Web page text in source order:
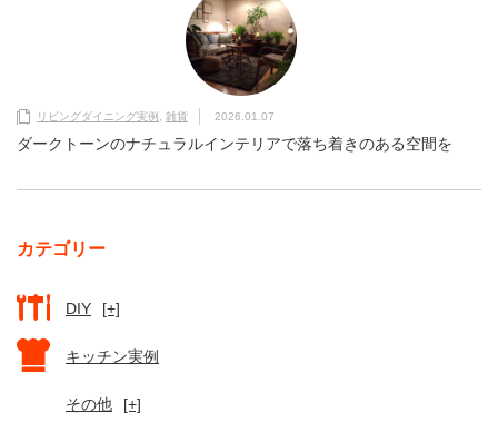
リビングダイニング実例 , 雑貨 2026.01.07
ダークトーンのナチュラルインテリアで落ち着きのある空間を
カテゴリー
DIY [+]
キッチン実例
その他 [+]